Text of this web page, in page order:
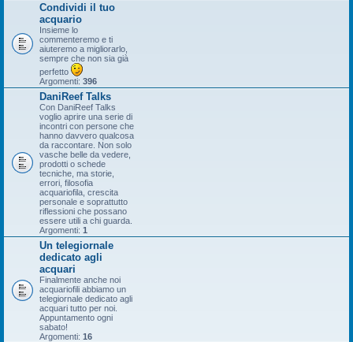
Condividi il tuo
acquario
Insieme lo
commenteremo e ti
aiuteremo a migliorarlo,
sempre che non sia già
perfetto
Argomenti: 396
DaniReef Talks
Con DaniReef Talks
voglio aprire una serie di
incontri con persone che
hanno davvero qualcosa
da raccontare. Non solo
vasche belle da vedere,
prodotti o schede
tecniche, ma storie,
errori, filosofia
acquariofila, crescita
personale e soprattutto
riflessioni che possano
essere utili a chi guarda.
Argomenti: 1
Un telegiornale
dedicato agli
acquari
Finalmente anche noi
acquariofili abbiamo un
telegiornale dedicato agli
acquari tutto per noi.
Appuntamento ogni
sabato!
Argomenti: 16